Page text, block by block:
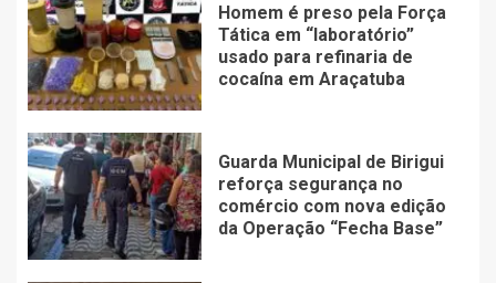
Homem é preso pela Força
Tática em “laboratório”
usado para refinaria de
cocaína em Araçatuba
Guarda Municipal de Birigui
reforça segurança no
comércio com nova edição
da Operação “Fecha Base”